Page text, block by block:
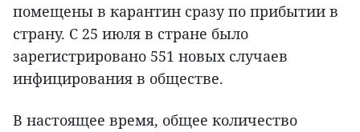
помещены в карантин сразу по прибытии в
страну. С 25 июля в стране было
зарегистрировано 551 новых случаев
инфицирования в обществе.
В настоящее время, общее количество